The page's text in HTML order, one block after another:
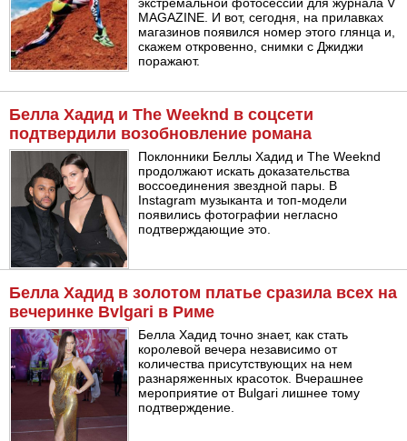
MAGAZINE. И вот, сегодня, на прилавках
магазинов появился номер этого глянца и,
скажем откровенно, снимки с Джиджи
поражают.
Белла Хадид и The Weeknd в соцсети
подтвердили возобновление романа
Поклонники Беллы Хадид и The Weeknd
продолжают искать доказательства
воссоединения звездной пары. В
Instagram музыканта и топ-модели
появились фотографии негласно
подтверждающие это.
Белла Хадид в золотом платье сразила всех на
вечеринке Bvlgari в Риме
Белла Хадид точно знает, как стать
королевой вечера независимо от
количества присутствующих на нем
разнаряженных красоток. Вчерашнее
мероприятие от Bulgari лишнее тому
подтверждение.